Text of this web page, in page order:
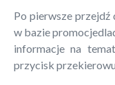
Po pierwsze
w bazie
informacje na
przycisk